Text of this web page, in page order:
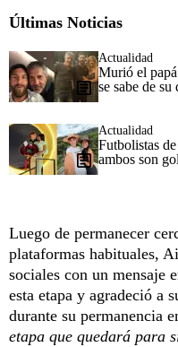
Últimas Noticias
Actualidad
Murió el
se sabe de su
Actualidad
Futbolistas
ambos son
Luego de permanecer
plataformas habituales,
sociales con un mensaje
esta etapa y agradeció a
durante su permanencia
etapa que quedará para